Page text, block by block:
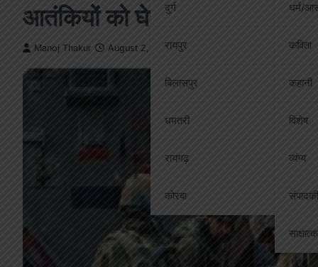
दुर्ग
रायपुर
बिलासपुर
धमतरी
रायगढ़
कोरबा
धर्म/
कविता
कहानी
विशेष
व्यंग्य
आतंकियों को घेरकर जारी है
Manoj Thakur August 2, 2025